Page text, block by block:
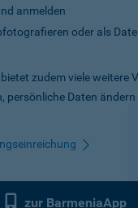
anmelden
oder als
zudem viele weitere
persönliche Daten
zur BarmeniaApp